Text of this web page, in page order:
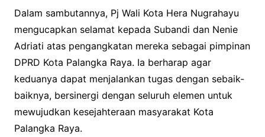
Dalam sambutannya, Pj Wali Kota Hera Nugrahayu
mengucapkan selamat kepada Subandi dan Nenie
Adriati atas pengangkatan mereka sebagai pimpinan
DPRD Kota Palangka Raya. Ia berharap agar
keduanya dapat menjalankan tugas dengan sebaik-
baiknya, bersinergi dengan seluruh elemen untuk
mewujudkan kesejahteraan masyarakat Kota
Palangka Raya.